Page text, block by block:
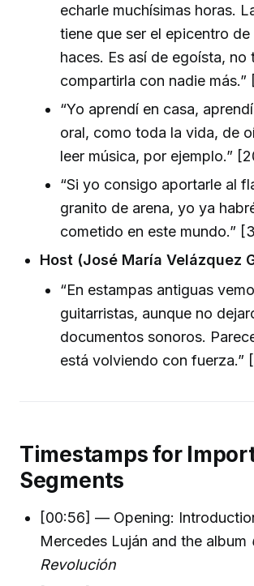
echarle muchísimas horas.
tiene que ser el epicentro
haces. Es así de egoísta, no
compartirla con nadie más.”
“Yo aprendí en casa,
oral, como toda la vida, de
leer música, por ejemplo.”
“Si yo consigo aportarle al
granito de arena, yo ya
cometido en este mundo.”
Host (José María Velázquez
“En estampas antiguas
guitarristas, aunque no
documentos sonoros.
está volviendo con fuerza.”
Timestamps for
Segments
[00:56] — Opening:
Mercedes Luján and the album
Revolución